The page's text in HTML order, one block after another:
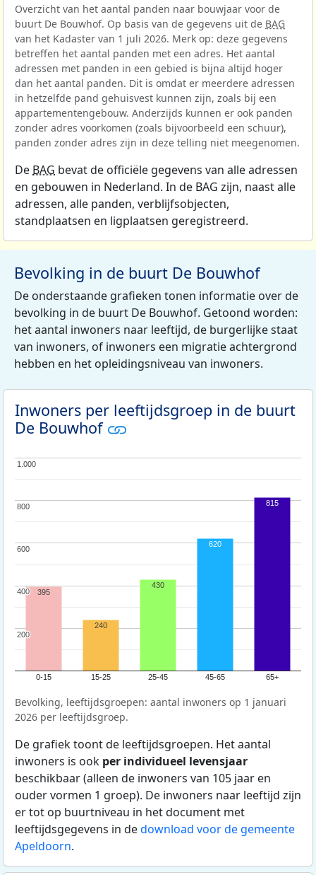
Overzicht van het aantal panden naar bouwjaar voor de
buurt De Bouwhof. Op basis van de gegevens uit de BAG
van het Kadaster van 1 juli 2026. Merk op: deze gegevens
betreffen het aantal panden met een adres. Het aantal
adressen met panden in een gebied is bijna altijd hoger
dan het aantal panden. Dit is omdat er meerdere adressen
in hetzelfde pand gehuisvest kunnen zijn, zoals bij een
appartementengebouw. Anderzijds kunnen er ook panden
zonder adres voorkomen (zoals bijvoorbeeld een schuur),
panden zonder adres zijn in deze telling niet meegenomen.
De BAG bevat de officiële gegevens van alle adressen
en gebouwen in Nederland. In de BAG zijn, naast alle
adressen, alle panden, verblijfsobjecten,
standplaatsen en ligplaatsen geregistreerd.
Bevolking in de buurt De Bouwhof
De onderstaande grafieken tonen informatie over de
bevolking in de buurt De Bouwhof. Getoond worden:
het aantal inwoners naar leeftijd, de burgerlijke staat
van inwoners, of inwoners een migratie achtergrond
hebben en het opleidingsniveau van inwoners.
Inwoners per leeftijdsgroep in de buurt
De Bouwhof
0-15 15-25 25-45 45-65 65+
200
200
400
400
600
600
800
800
1.000
1.000
395
240
430
620
815
Bevolking, leeftijdsgroepen: aantal inwoners op 1 januari
2026 per leeftijdsgroep.
De grafiek toont de leeftijdsgroepen. Het aantal
inwoners is ook per individueel levensjaar
beschikbaar (alleen de inwoners van 105 jaar en
ouder vormen 1 groep). De inwoners naar leeftijd zijn
er tot op buurtniveau in het document met
leeftijdsgegevens in dedownload voor de gemeente
Apeldoorn.